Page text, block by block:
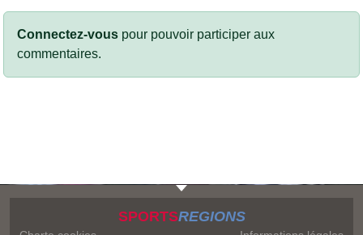
Connectez-vous pour pouvoir participer aux
commentaires.
SPORTSREGIONS